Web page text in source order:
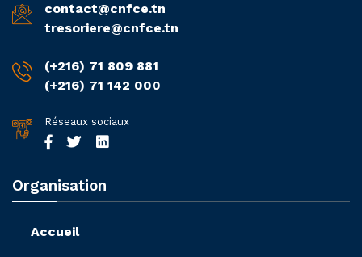
contact@cnfce.tn
tresoriere@cnfce.tn
(+216) 71 809 881
(+216) 71 142 000
Réseaux sociaux
Organisation
Accueil